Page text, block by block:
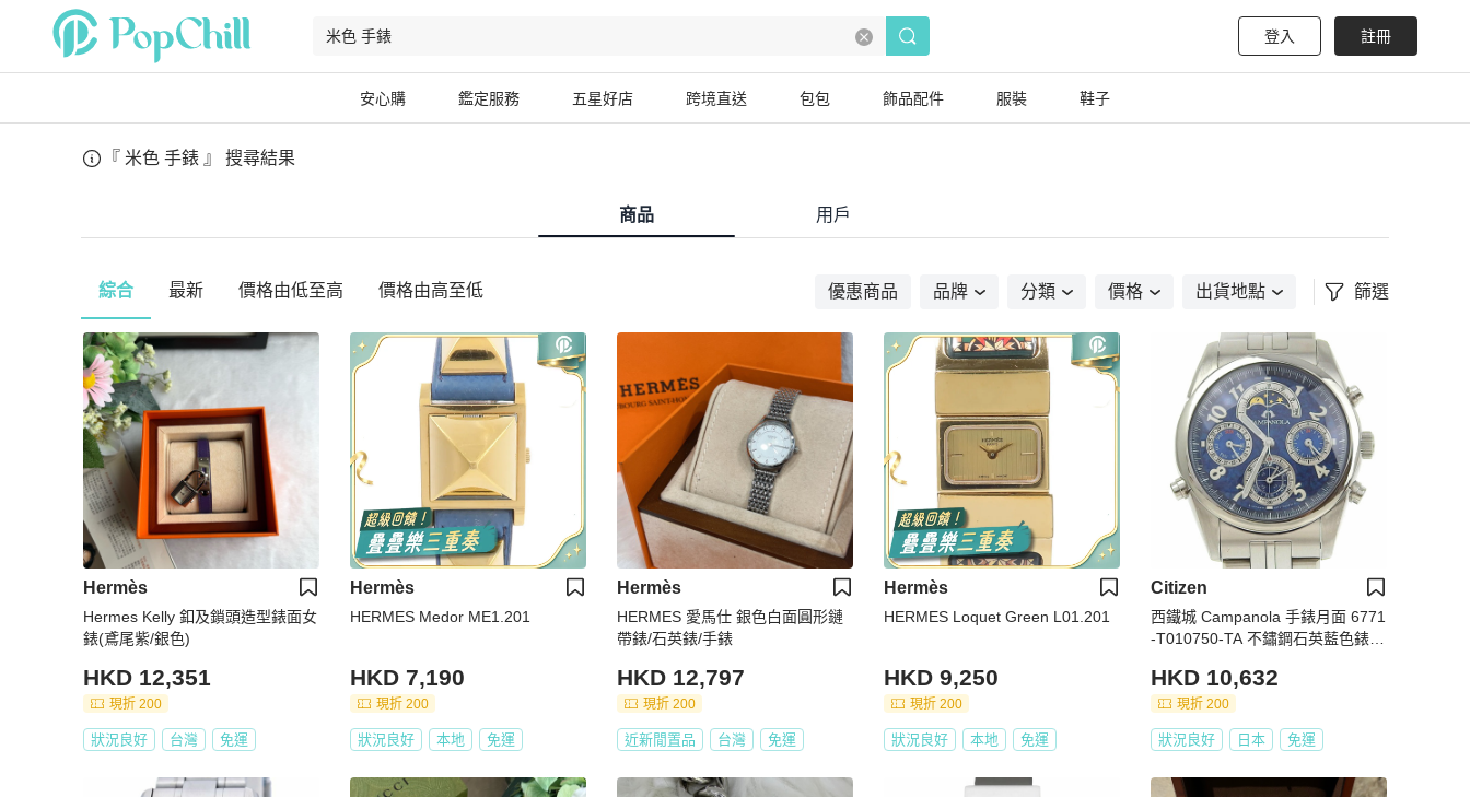
登入 註冊
安心購 鑑定服務 五星好店 跨境直送 包包 飾品配件 服裝 鞋子
『 米色 手錶 』 搜尋結果
商品 用戶
綜合 最新 價格由低至高 價格由高至低 優惠商品 品牌 分類 價格 出貨地點 篩選
Hermès
Hermes Kelly 釦及鎖頭造型錶面女
錶(鳶尾紫/銀色)
HKD 12,351
現折 200
狀況良好 台灣 免運
Hermès
HERMES Medor ME1.201
HKD 7,190
現折 200
狀況良好 本地 免運
Hermès
HERMES 愛馬仕 銀色白面圓形鏈
帶錶/石英錶/手錶
HKD 12,797
現折 200
近新閒置品 台灣 免運
Hermès
HERMES Loquet Green L01.201
HKD 9,250
現折 200
狀況良好 本地 免運
Citizen
西鐵城 Campanola 手錶月面 6771
-T010750-TA 不鏽鋼石英藍色錶盤
HKD 10,632
現折 200
狀況良好 日本 免運